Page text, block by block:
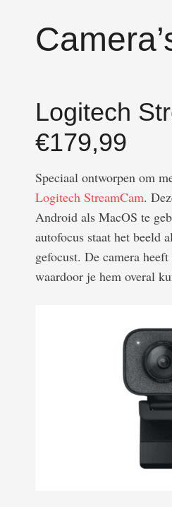
Logitech
€179,99
Speciaal ontworpen om
Logitech StreamCam.
Android als MacOS te
autofocus staat het beeld
gefocust. De camera
waardoor je hem overal